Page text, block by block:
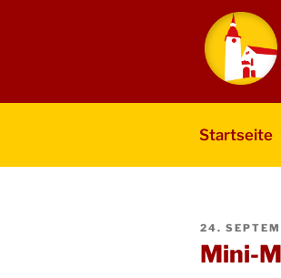
Startseite
24.
Mini-